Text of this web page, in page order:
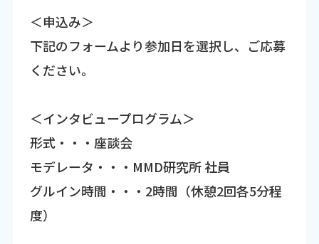
＜申込み＞
下記のフォームより参加日を選択し、ご応募
ください。
＜インタビュープログラム＞
形式・・・座談会
モデレータ・・・MMD研究所 社員
グルイン時間・・・2時間（休憩2回各5分程
度）